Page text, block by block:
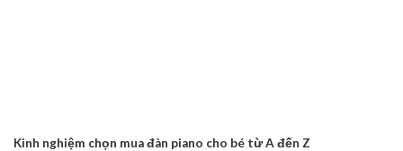
Kinh nghiệm chọn mua đàn piano cho bé từ A đến Z